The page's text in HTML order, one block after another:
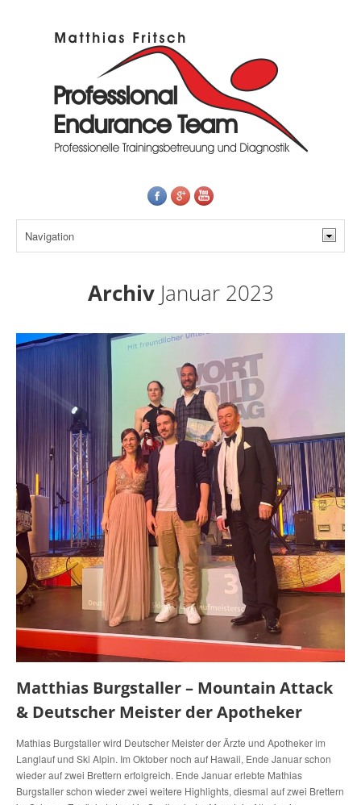
ArchivJanuar 2023
Matthias Burgstaller – Mountain Attack
& Deutscher Meister der Apotheker
Mathias Burgstaller wird Deutscher Meister der Ärzte und Apotheker im
Langlauf und Ski Alpin. Im Oktober noch auf Hawaii, Ende Januar schon
wieder auf zwei Brettern erfolgreich. Ende Januar erlebte Mathias
Burgstaller schon wieder zwei weitere Highlights, diesmal auf zwei Brettern